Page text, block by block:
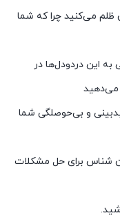
می‌کنید چرا که شما
این دردودل‌ها در
می‌دهید
و بی حوصلگی شما
شناس برای حل مشکلات